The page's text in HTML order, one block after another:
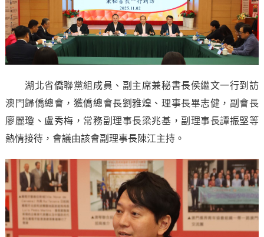
湖北省僑聯黨組成員、副主席兼秘書長侯繼文一行到訪
澳門歸僑總會，獲僑總會長劉雅煌、理事長畢志健，副會長
廖麗瓊、盧秀梅，常務副理事長梁兆基，副理事長譚振堅等
熱情接待，會議由該會副理事長陳江主持。